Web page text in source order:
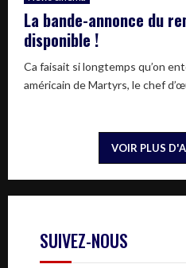
La bande-annonce du
disponible !
Ca faisait si longtemps qu’on
américain de Martyrs, le chef
VOIR PLUS
SUIVEZ-NOUS